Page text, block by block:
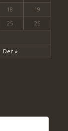
Dec »
18
19
25
26